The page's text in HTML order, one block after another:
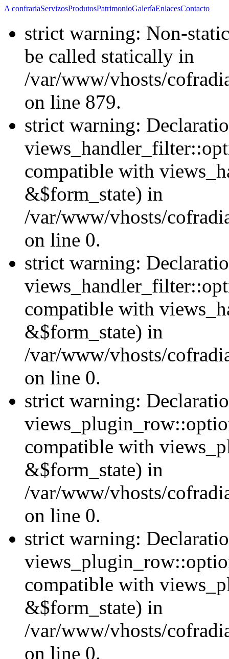
A confrariaServizosProdutosPatrimonioGaleríaEnlacesContacto
strict warning: Non-
be called statically in
/var/www/vhosts/
on line 879.
strict warning:
compatible with
&$form_state) in
/var/www/vhosts/
on line 0.
strict warning:
compatible with
&$form_state) in
/var/www/vhosts/
on line 0.
strict warning:
compatible with
&$form_state) in
/var/www/vhosts/
on line 0.
strict warning:
compatible with
&$form_state) in
/var/www/vhosts/
on line 0.